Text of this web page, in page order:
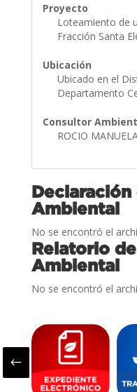
Proyecto
Loteamiento de
Fracción Santa
Ubicación
Ubicado en el
Departamento
Consultor
ROCIO
Ambiental
No se encontró el
Relatorio
Ambiental
No se encontró el
#